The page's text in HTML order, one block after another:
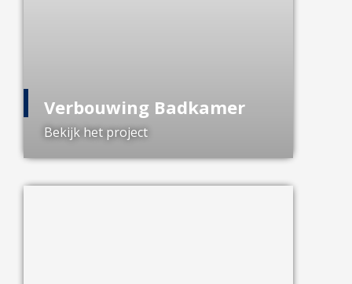
Verbouwing Badkamer
Bekijk het project